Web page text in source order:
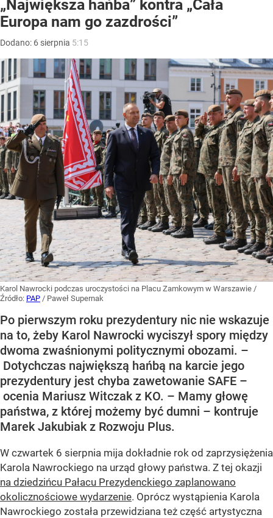
„Największa hańba” kontra „Cała
Europa nam go zazdrości”
Dodano: 6 sierpnia 5:15
Karol Nawrocki podczas uroczystości na Placu Zamkowym w Warszawie /
Źródło: PAP / Paweł Supernak
Po pierwszym roku prezydentury nic nie wskazuje
na to, żeby Karol Nawrocki wyciszył spory między
dwoma zwaśnionymi politycznymi obozami. –
Dotychczas największą hańbą na karcie jego
prezydentury jest chyba zawetowanie SAFE –
ocenia Mariusz Witczak z KO. – Mamy głowę
państwa, z której możemy być dumni – kontruje
Marek Jakubiak z Rozwoju Plus.
W czwartek 6 sierpnia mija dokładnie rok od zaprzysiężenia
Karola Nawrockiego na urząd głowy państwa. Z tej okazji
na dziedzińcu Pałacu Prezydenckiego zaplanowano
okolicznościowe wydarzenie. Oprócz wystąpienia Karola
Nawrockiego została przewidziana też część artystyczna